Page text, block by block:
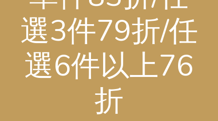
選3件79折/任
選6件以上76
折